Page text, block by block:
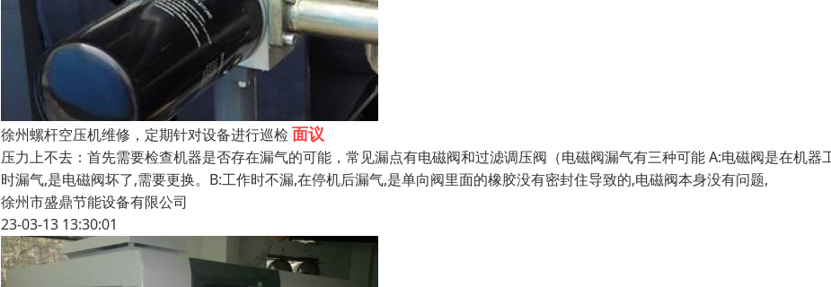
徐州螺杆空压机维修，定期针对设备进行巡检 面议
压力上不去：首先需要检查机器是否存在漏气的可能，常见漏点有电磁阀和过滤调压阀（电磁阀漏气有三种可能 A:电磁阀是在机器
时漏气,是电磁阀坏了,需要更换。B:工作时不漏,在停机后漏气,是单向阀里面的橡胶没有密封住导致的,电磁阀本身没有问题,
徐州市盛鼎节能设备有限公司
23-03-13 13:30:01